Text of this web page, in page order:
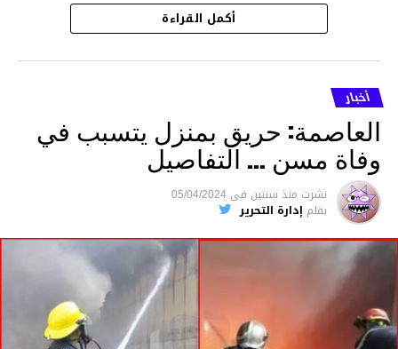
هذا وقد تمكن أعوان مركز الأمن الوطني بحي
هلال في توقيت قياسي من محاصرة المشتبه به
والقبض عليه وإحالته على التحقيق في خصوص
ما نُسبه إليه.
متابعة
قسم الاخبار
أكمل القراءة
أخبار
العاصمة: حريق بمنزل يتسبب في
وفاة مسن … التفاصيل
نشرت منذ سنتين فى 05/04/2024
بقلم إدارة التحرير